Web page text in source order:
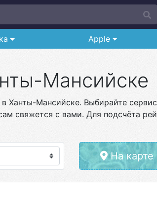
Apple
Мансийске
Мансийске. Выбирайте
свяжется с вами. Для подсчёта
На карте